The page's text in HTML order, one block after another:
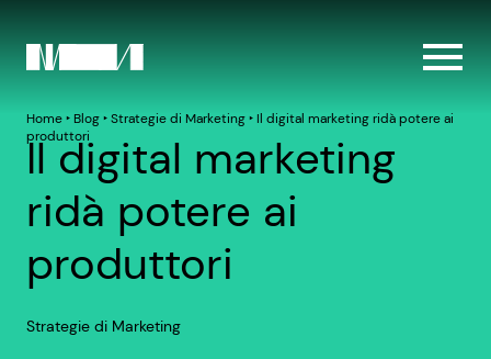
Home‣ Blog‣Strategie di Marketing‣ Il digital marketing ridà potere ai
produttori
Il digital marketing
ridà potere ai
produttori
Strategie di Marketing